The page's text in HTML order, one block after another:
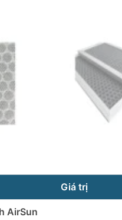
Giá trị
AirSun